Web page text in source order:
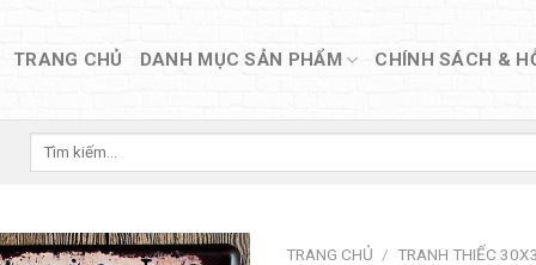
TRANG CHỦ DANH MỤC SẢN PHẨM CHÍNH SÁCH &
Tìm
TRANG CHỦ / TRANH THIẾC